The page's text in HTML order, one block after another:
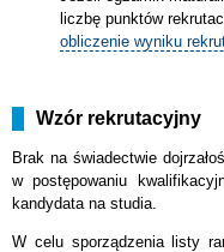
liczbę punktów
obliczenie wyniku
Wzór rekrutacyjny
Brak na świadectwie
w postępowaniu
kandydata na studia.
W celu sporządzenia listy